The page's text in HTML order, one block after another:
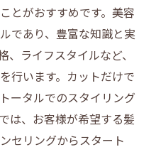
とがおすすめです。美容
であり、豊富な知識と実
、ライフスタイルなど、
行います。カットだけで
ータルでのスタイリング
は、お客様が希望する髪
セリングからスタート